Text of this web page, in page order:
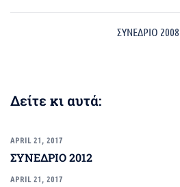
ΣΥΝΕΔΡΙΟ 2008
Δείτε κι αυτά:
APRIL 21, 2017
ΣΥΝΕΔΡΙΟ 2012
APRIL 21, 2017